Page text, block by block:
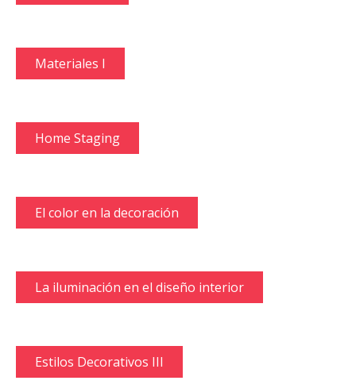
Materiales I
Home Staging
El color en la decoración
La iluminación en el diseño interior
Estilos Decorativos III